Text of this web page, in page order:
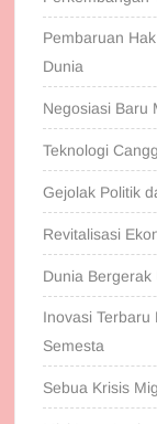
Pembaruan
Dunia
Negosiasi Baru
Teknologi
Gejolak Politik
Revitalisasi
Dunia Bergerak
Inovasi Terbaru
Semesta
Sebua Krisis